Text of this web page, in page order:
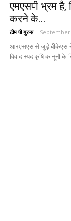
एमएसपी भ्रम है,
करने के...
टीम पी गुरुस - September
आरएसएस से जुड़े बीकेएस ने
विवादास्पद कृषि कानूनों